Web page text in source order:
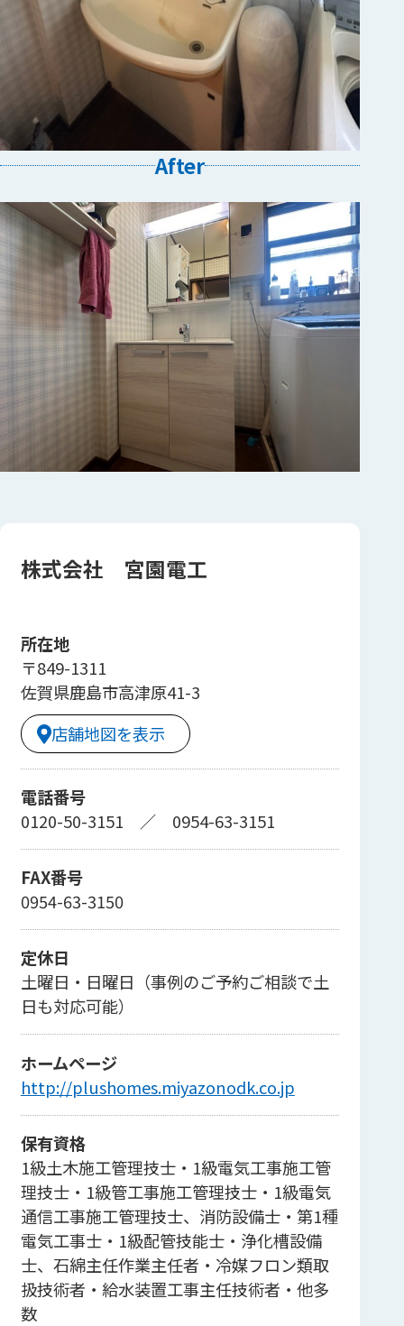
After
株式会社 宮園電工
所在地
〒849-1311
佐賀県鹿島市高津原41-3
店舗地図を表示
電話番号
0120-50-3151 ／ 0954-63-3151
FAX番号
0954-63-3150
定休日
土曜日・日曜日（事例のご予約ご相談で土
日も対応可能）
ホームページ
http://plushomes.miyazonodk.co.jp
保有資格
1級土木施工管理技士・1級電気工事施工管
理技士・1級管工事施工管理技士・1級電気
通信工事施工管理技士、消防設備士・第1種
電気工事士・1級配管技能士・浄化槽設備
士、石綿主任作業主任者・冷媒フロン類取
扱技術者・給水装置工事主任技術者・他多
数